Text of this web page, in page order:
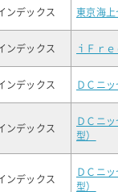
ンデックス 東京海上
ンデックス ｉＦｒ
ンデックス ＤＣニ
ンデックス
ＤＣニ
型）
ンデックス
ＤＣニ
型）